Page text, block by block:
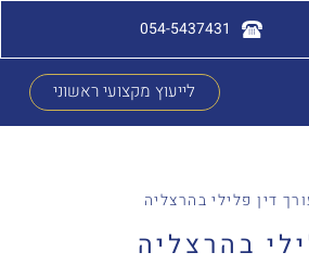
054-5437431
לייעוץ מקצועי ראשוני
דין פלילי בהרצליה
בהרצליה